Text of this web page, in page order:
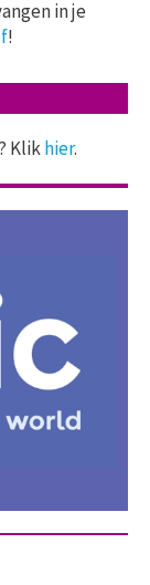
in je
!
Klikhier.